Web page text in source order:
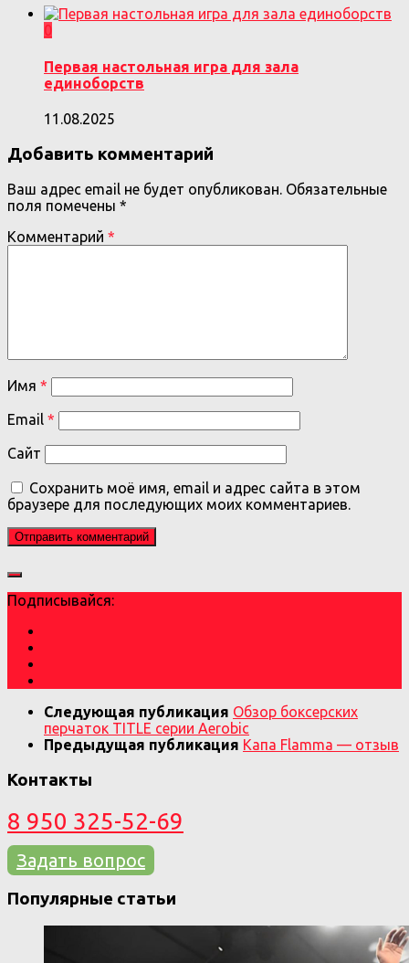
0
Первая настольная игра для зала
единоборств
11.08.2025
Добавить комментарий
Ваш адрес email не будет опубликован. Обязательные
поля помечены *
Комментарий *
Имя *
Email *
Сайт
Сохранить моё имя, email и адрес сайта в этом
браузере для последующих моих комментариев.
Подписывайся:
Следующая публикация Обзор боксерских
перчаток TITLE серии Aerobic
Предыдущая публикация Капа Flamma — отзыв
Контакты
8 950 325-52-69
Задать вопрос
Популярные статьи